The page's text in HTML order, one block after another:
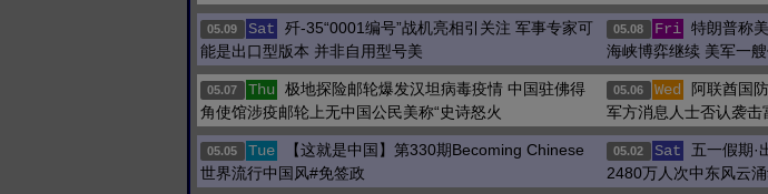
05.09 Sat
歼-35“0001编号”战机亮相引关注 军事专家可
能是出口型版本 并非自用型号美
05.08 Fri 特朗普称
海峡博弈继续 美军一
05.07 Thu
极地探险邮轮爆发汉坦病毒疫情 中国驻佛得
角使馆涉疫邮轮上无中国公民美称“史诗怒火
05.06 Wed
阿联酋国
军方消息人士否认袭
05.05 Tue
【这就是中国】第330期Becoming Chinese
世界流行中国风#免签政
05.02 Sat
五一假期·
2480万人次中东风云